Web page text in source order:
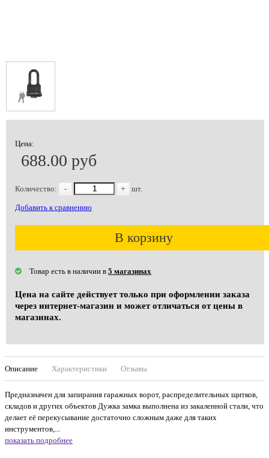
Цена:
688.00 руб
Количество: - + шт.
Добавить к сравнению
В корзину
Товар есть в наличии в 5 магазинах
Цена на сайте действует только при оформлении заказа
через интернет-магазин и может отличаться от цены в
магазинах.
Описание Характеристики Отзывы
Предназначен для запирания гаражных ворот, распределительных щитков,
складов и других объектов Дужка замка выполнена из закаленной стали, что
делает её перекусывание достаточно сложным даже для таких
инструментов,...
показать подробнее